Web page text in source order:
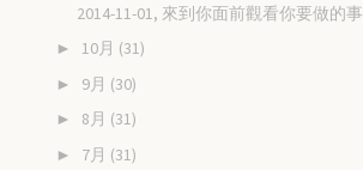
2014-11-01, 來到你面前觀看你要做的事
► 10月 (31)
► 9月 (30)
► 8月 (31)
► 7月 (31)